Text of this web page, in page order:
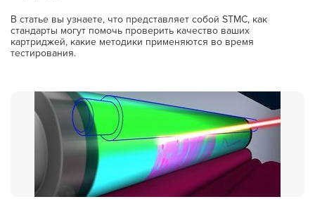
В статье вы узнаете, что представляет собой STMC, как
стандарты могут помочь проверить качество ваших
картриджей, какие методики применяются во время
тестирования.